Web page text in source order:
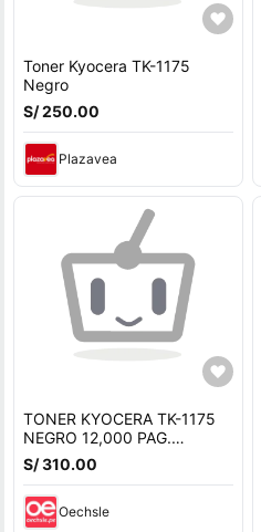
Toner Kyocera TK-1175
Negro
S/ 250.00
Plazavea
TONER KYOCERA TK-1175
NEGRO 12,000 PAG.
ORIGINAL
S/ 310.00
Oechsle